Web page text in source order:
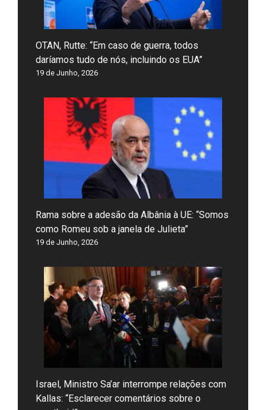
OTAN, Rutte: “Em caso de guerra, todos
daríamos tudo de nós, incluindo os EUA”
19 de Junho, 2026
Rama sobre a adesão da Albânia à UE: “Somos
como Romeu sob a janela de Julieta”
19 de Junho, 2026
Israel, Ministro Sa’ar interrompe relações com
Kallas: “Esclarecer comentários sobre o